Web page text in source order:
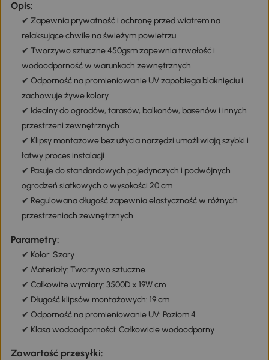
Opis:
✔ Zapewnia prywatność i ochronę przed wiatrem na
relaksujące chwile na świeżym powietrzu
✔ Tworzywo sztuczne 450gsm zapewnia trwałość i
wodoodporność w warunkach zewnętrznych
✔ Odporność na promieniowanie UV zapobiega blaknięciu i
zachowuje żywe kolory
✔ Idealny do ogrodów, tarasów, balkonów, basenów i innych
przestrzeni zewnętrznych
✔ Klipsy montażowe bez użycia narzędzi umożliwiają szybki i
łatwy proces instalacji
✔ Pasuje do standardowych pojedynczych i podwójnych
ogrodzeń siatkowych o wysokości 20 cm
✔ Regulowana długość zapewnia elastyczność w różnych
przestrzeniach zewnętrznych
Parametry:
✔ Kolor: Szary
✔ Materiały: Tworzywo sztuczne
✔ Całkowite wymiary: 3500D x 19W cm
✔ Długość klipsów montażowych: 19 cm
✔ Odporność na promieniowanie UV: Poziom 4
✔ Klasa wodoodporności: Całkowicie wodoodporny
Zawartość przesyłki: